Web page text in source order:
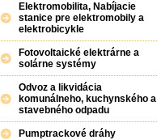
Elektromobilita, Nabíjacie
stanice pre elektromobily a
elektrobicykle
Fotovoltaické elektrárne a
solárne systémy
Odvoz a likvidácia
komunálneho, kuchynského a
stavebného odpadu
Pumptrackové dráhy